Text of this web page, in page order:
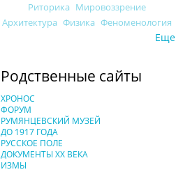
Риторика Мировоззрение
Архитектура Физика Феноменология
Еще
Родственные сайты
ХРОНОС
ФОРУМ
РУМЯНЦЕВСКИЙ МУЗЕЙ
ДО 1917 ГОДА
РУССКОЕ ПОЛЕ
ДОКУМЕНТЫ XX ВЕКА
ИЗМЫ